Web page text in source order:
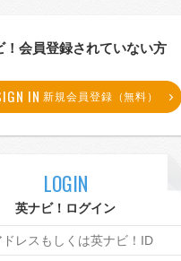
！会員登録されていない方
IN 新規会員登録（無料）
LOGIN
英ナビ！ログイン